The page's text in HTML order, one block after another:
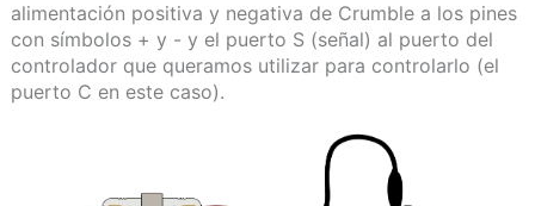
alimentación positiva y negativa de Crumble a los pines
con símbolos + y - y el puerto S (señal) al puerto del
controlador que queramos utilizar para controlarlo (el
puerto C en este caso).